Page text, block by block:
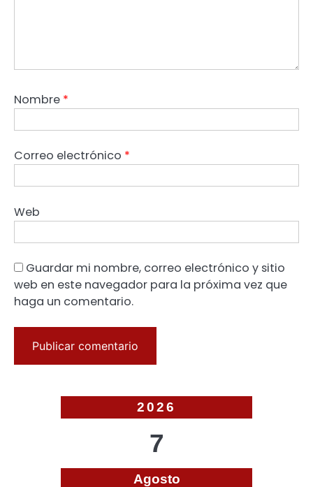
Nombre *
Correo electrónico *
Web
Guardar mi nombre, correo electrónico y sitio
web en este navegador para la próxima vez que
haga un comentario.
2026
7
Agosto